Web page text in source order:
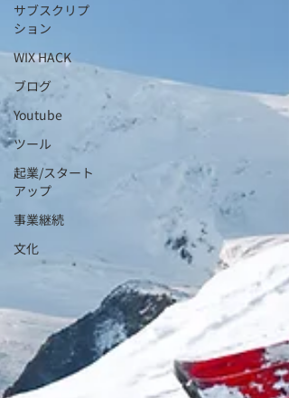
サブスクリプ
ション
WIX HACK
ブログ
Youtube
ツール
起業/スタート
アップ
事業継続
文化